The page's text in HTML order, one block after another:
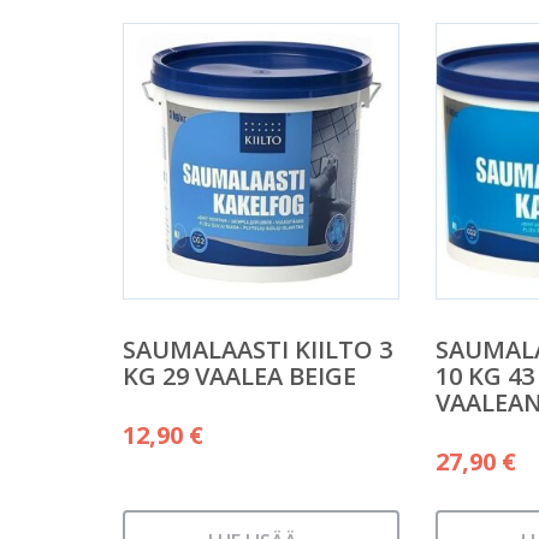
SAUMALAASTI KIILTO 3
KG 29 VAALEA BEIGE
12,90 €
10 KG 43
27,90 €